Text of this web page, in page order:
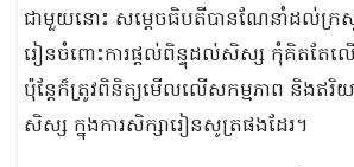
ជាមួយនោះ សម្តេចធិបតីបានណែនាំដល់ក្
រៀនចំពោះការផ្ដល់ពិន្ទុដល់សិស្ស កុំគិតតែ
ប៉ុន្ដែក៏ត្រូវពិនិត្យមើលលើសកម្មភាព និងឥរិ
សិស្ស ក្នុងការសិក្សារៀនសូត្រផងដែរ។